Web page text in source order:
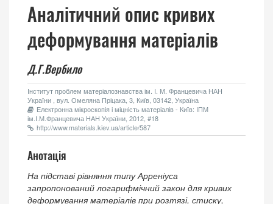
Аналітичний опис кривих
деформування матеріалів
Д.Г.Вербило
Інститут проблем матеріалознавства ім. І. М. Францевича НАН
України , вул. Омеляна Пріцака, 3, Київ, 03142, Україна
Електронна мікроскопія і міцність матеріалів - Київ: ІПМ
ім.І.М.Францевича НАН України, 2012, #18
http://www.materials.kiev.ua/article/587
Анотація
На підставі рівняння типу Арреніуса
запропонований логарифмічний закон для кривих
деформування матеріалів при розтязі, стиску,